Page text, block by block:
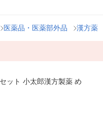
医薬品・医薬部外品 漢方薬